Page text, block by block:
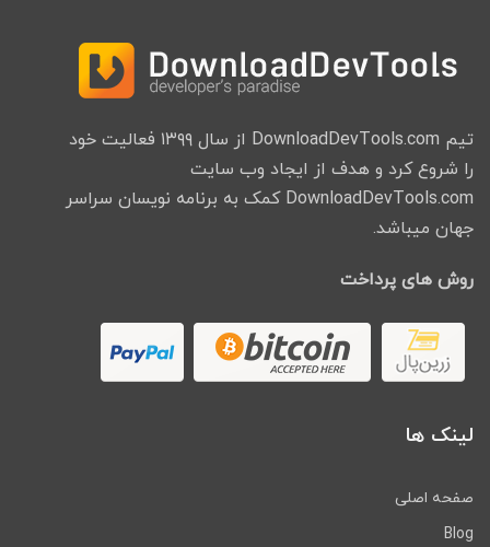
تیم DownloadDevTools.com از سال ۱۳۹۹ فعالیت خود
را شروع کرد و هدف از ایجاد وب سایت
DownloadDevTools.com کمک به برنامه نویسان سراسر
جهان میباشد.
روش های پرداخت
لینک ها
صفحه اصلی
Blog